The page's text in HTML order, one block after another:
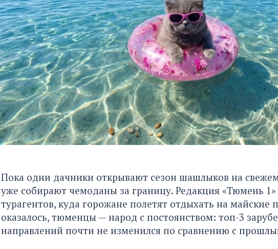
Пока одни дачники открывают сезон шашлыков на
уже собирают чемоданы за границу. Редакция «Тюмень
турагентов, куда горожане полетят отдыхать на майские
оказалось, тюменцы — народ с постоянством: топ-3
направлений почти не изменился по сравнению с